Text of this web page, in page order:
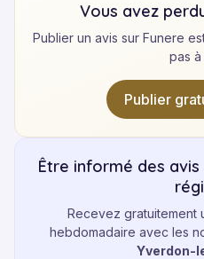
Vous avez
Publier un avis sur Funere
pas à
Publier
Être informé des
Recevez gratuitement
hebdomadaire avec les
Yverdon-